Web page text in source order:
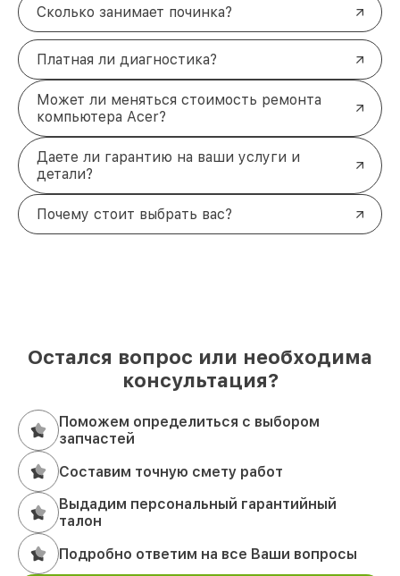
Сколько занимает починка?
Платная ли диагностика?
Может ли меняться стоимость ремонта
компьютера Acer?
Даете ли гарантию на ваши услуги и
детали?
Почему стоит выбрать вас?
Остался вопрос или необходима
консультация?
Поможем определиться с выбором
запчастей
Составим точную смету работ
Выдадим персональный гарантийный
талон
Подробно ответим на все Ваши вопросы